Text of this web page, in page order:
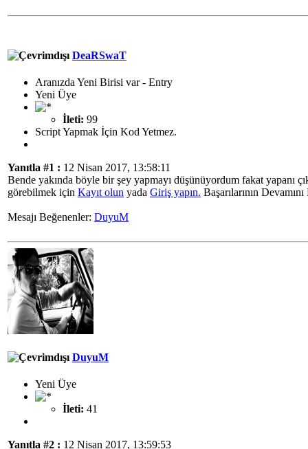
DeaRSwaT
Aranızda Yeni Birisi var - Entry
Yeni Üye
İleti: 99
Script Yapmak İçin Kod Yetmez.
Yanıtla #1 : 12 Nisan 2017, 13:58:11
Bende yakında böyle bir şey yapmayı düşünüyordum fakat yapanı
görebilmek için Kayıt olun yada Giriş yapın. Başarılarının
Mesajı Beğenenler: DuyuM
DuyuM
Yeni Üye
İleti: 41
Yanıtla #2 : 12 Nisan 2017, 13:59:53